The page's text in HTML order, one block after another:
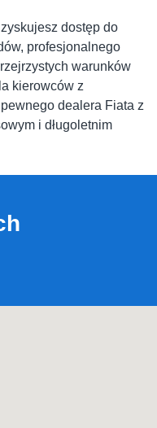
dostęp do
profesjonalnego
warunków
kierowców z
dealera Fiata z
i długoletnim